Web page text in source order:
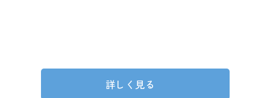
詳しく見る